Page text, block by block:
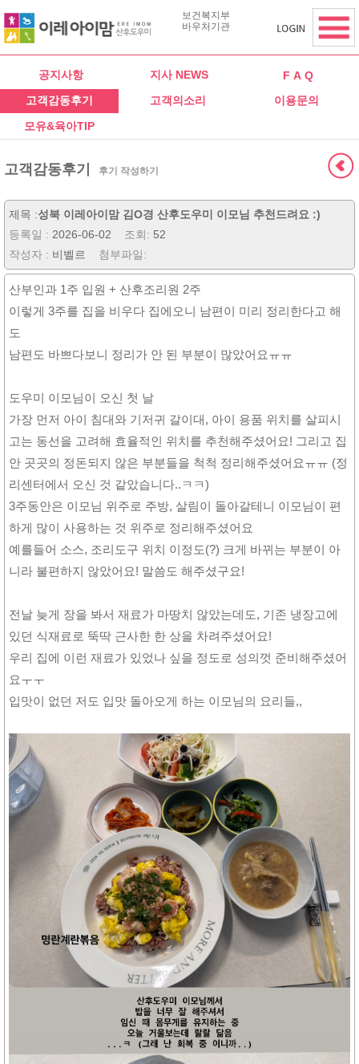
보건복지부
바우처기관
공지사항 지사 NEWS
F A Q
고객감동후기
고객의소리
이용문의
모유&육아TIP
고객감동후기 후기 작성하기
제목 :성북 이레아이맘 김O경 산후도우미 이모님 추천드려요 :)
등록일 : 2026-06-02 조회: 52
작성자 : 비벨르 첨부파일:
산부인과 1주 입원 + 산후조리원 2주
이렇게 3주를 집을 비우다 집에오니 남편이 미리 정리한다고 해
도
남편도 바쁘다보니 정리가 안 된 부분이 많았어요ㅠㅠ
도우미 이모님이 오신 첫 날
가장 먼저 아이 침대와 기저귀 갈이대, 아이 용품 위치를 살피시
고는 동선을 고려해 효율적인 위치를 추천해주셨어요! 그리고 집
안 곳곳의 정돈되지 않은 부분들을 척척 정리해주셨어요ㅠㅠ (정
리센터에서 오신 것 같았습니다..ㅋㅋ)
3주동안은 이모님 위주로 주방, 살림이 돌아갈테니 이모님이 편
하게 많이 사용하는 것 위주로 정리해주셨어요
예를들어 소스, 조리도구 위치 이정도(?) 크게 바뀌는 부분이 아
니라 불편하지 않았어요! 말씀도 해주셨구요!
전날 늦게 장을 봐서 재료가 마땅치 않았는데도, 기존 냉장고에
있던 식재료로 뚝딱 근사한 한 상을 차려주셨어요!
우리 집에 이런 재료가 있었나 싶을 정도로 성의껏 준비해주셨어
요ㅜㅜ
입맛이 없던 저도 입맛 돌아오게 하는 이모님의 요리들,,